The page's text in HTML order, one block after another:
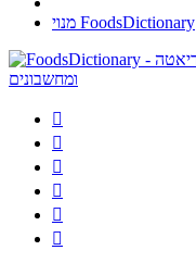
מנוי FoodsDictionary





